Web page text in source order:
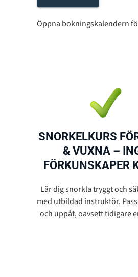
Öppna bokningskalendern
SNORKELKURS
& VUXNA –
FÖRKUNSKAPER
Lär dig snorkla tryggt och
med utbildad instruktör.
och uppåt, oavsett tidigare